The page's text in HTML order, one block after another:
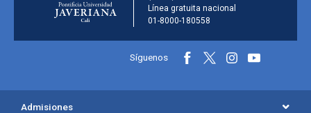
Línea gratuita nacional
01-8000-180558
Información y redes sociales
Síguenos
Menú principal del footer
Admisiones